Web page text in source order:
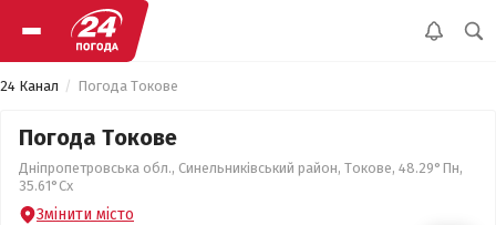
24 Канал Погода Токове
Погода Токове
Дніпропетровська обл., Синельниківський район, Токове, 48.29°Пн,
35.61°Сх
Змінити місто